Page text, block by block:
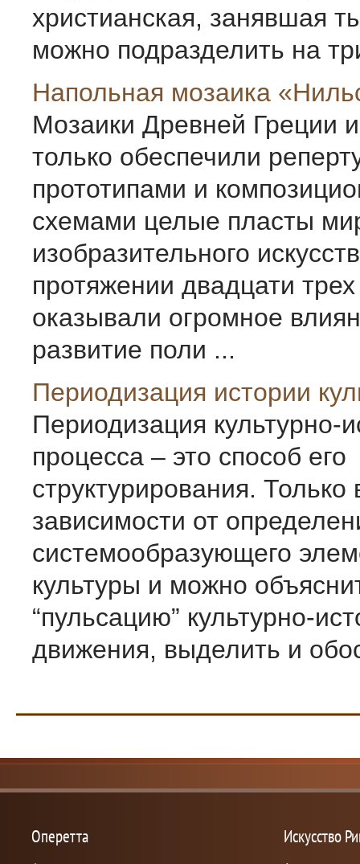
христианская, занявшая
можно подразделить на
Напольная мозаика
Мозаики Древней Греции
только обеспечили
прототипами и
схемами целые пласты
изобразительного
протяжении двадцати
оказывали огромное
развитие поли ...
Периодизация истории
Периодизация культурно-
процесса – это способ его
структурирования. Только
зависимости от
системообразующего
культуры и можно
“пульсацию” культурно-
движения, выделить и
Оперетта Искусство